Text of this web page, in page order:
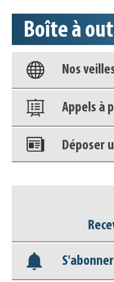
Boîte à
Base
Nos
Appels à
Déposer
Base
Nos